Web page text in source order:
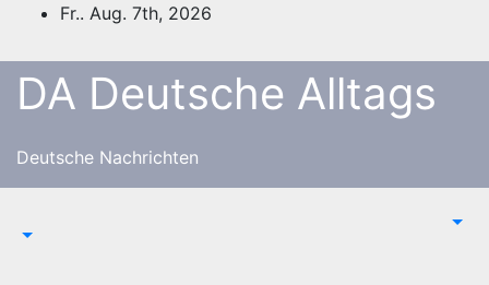
springen
Fr.. Aug. 7th, 2026
DA Deutsche Alltags
Deutsche Nachrichten